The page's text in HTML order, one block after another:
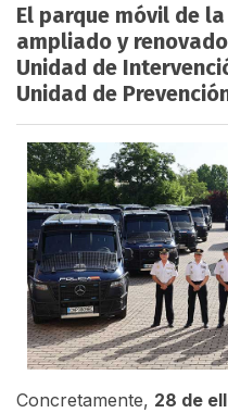
El parque móvil de
ampliado y
Unidad de
Unidad de
Concretamente, 28 de